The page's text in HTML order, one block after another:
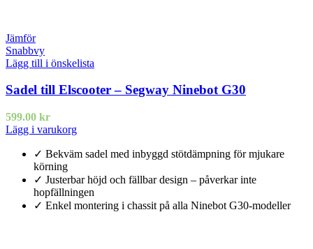
Jämför
Snabbvy
Lägg till i önskelista
Sadel till Elscooter – Segway Ninebot G30
599.00 kr
Lägg i varukorg
✓ Bekväm sadel med inbyggd stötdämpning för mjukare
körning
✓ Justerbar höjd och fällbar design – påverkar inte
hopfällningen
✓ Enkel montering i chassit på alla Ninebot G30-modeller